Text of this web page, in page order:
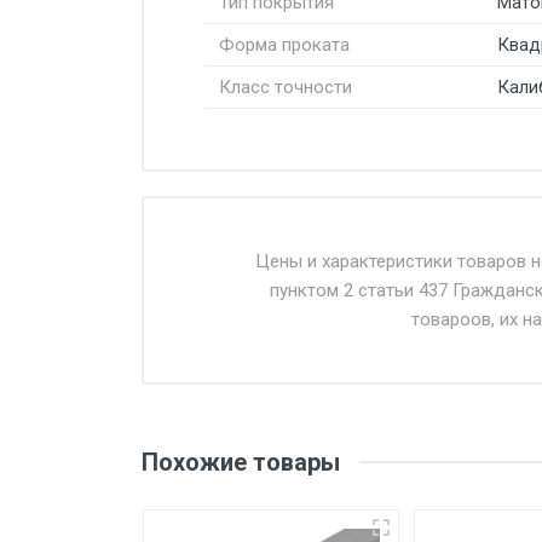
Форма проката
Класс точности
Доставка осуществляется
Въезд на ТТК и Садовое
уплаты понесенных расходов.
Самовывоз со склада г.
Цены и характеристики товаров
пунктом 2 статьи 437
товароов, их
Похожие товары